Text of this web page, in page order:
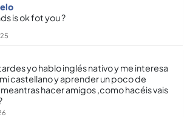
is ok fot you ?
yo hablo inglés nativo y me interesa
castellano y aprender un poco de
hacer amigos ,como hacéis vais